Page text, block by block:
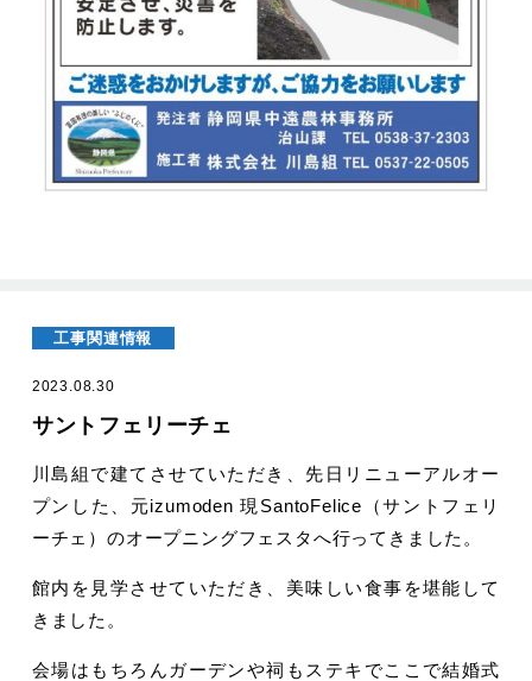
工事関連情報
2023.08.30
サントフェリーチェ
川島組で建てさせていただき、先日リニューアルオー
プンした、元izumoden 現SantoFelice（サントフェリ
ーチェ）のオープニングフェスタへ行ってきました。
館内を見学させていただき、美味しい食事を堪能して
きました。
会場はもちろんガーデンや祠もステキでここで結婚式